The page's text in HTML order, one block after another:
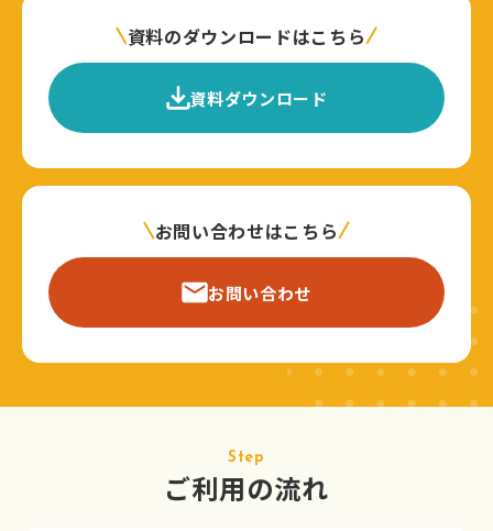
資料のダウンロードはこちら
資料ダウンロード
お問い合わせはこちら
お問い合わせ
Step
ご利用の流れ